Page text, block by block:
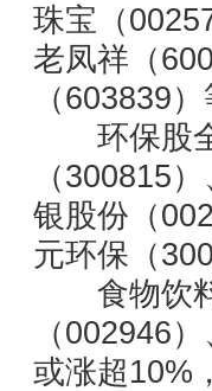
珠宝（
老凤祥（
（603839
环保股全
（300815
银股份（
元环保（
食物饮料
（002946
或涨超10%